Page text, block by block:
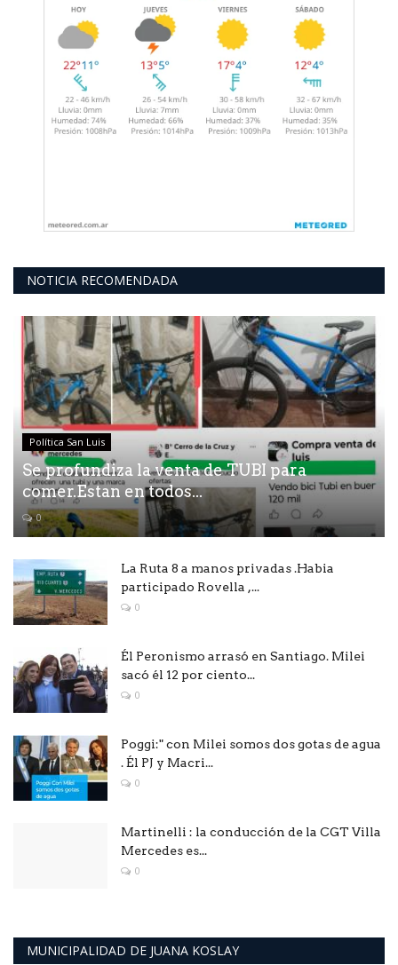
NOTICIA RECOMENDADA
Política San Luis
Se profundiza la venta de TUBI para
comer.Estan en todos...
0
La Ruta 8 a manos privadas .Habia
participado Rovella ,...
0
Él Peronismo arrasó en Santiago. Milei
sacó él 12 por ciento...
0
Poggi:" con Milei somos dos gotas de agua
. Él PJ y Macri...
0
Martinelli : la conducción de la CGT Villa
Mercedes es...
0
MUNICIPALIDAD DE JUANA KOSLAY